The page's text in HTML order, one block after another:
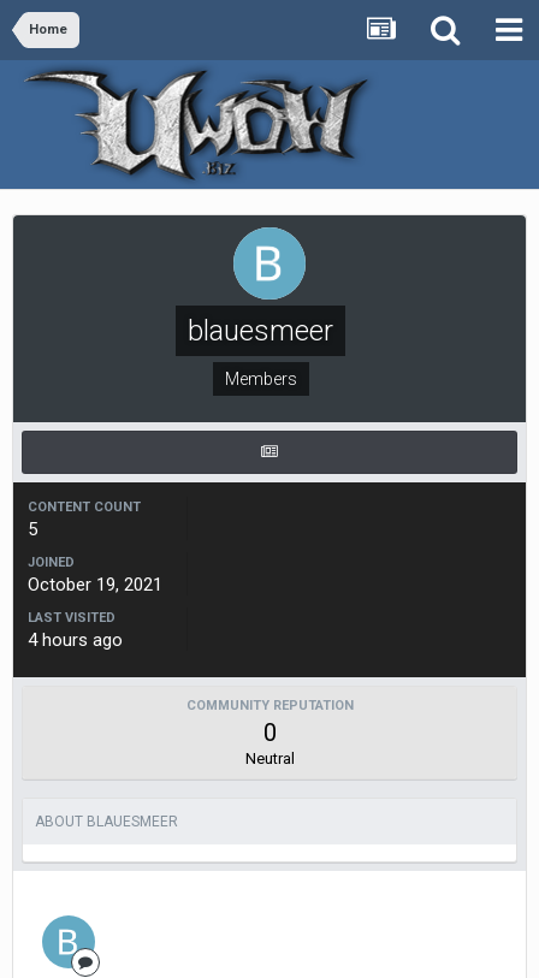
Home
blauesmeer
Members
CONTENT COUNT
5
JOINED
October 19, 2021
LAST VISITED
4 hours ago
COMMUNITY REPUTATION
0
Neutral
ABOUT BLAUESMEER